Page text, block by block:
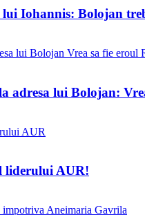
Iohannis: Bolojan
adresa lui Bolojan:
liderului AUR!